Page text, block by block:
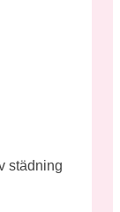
städning